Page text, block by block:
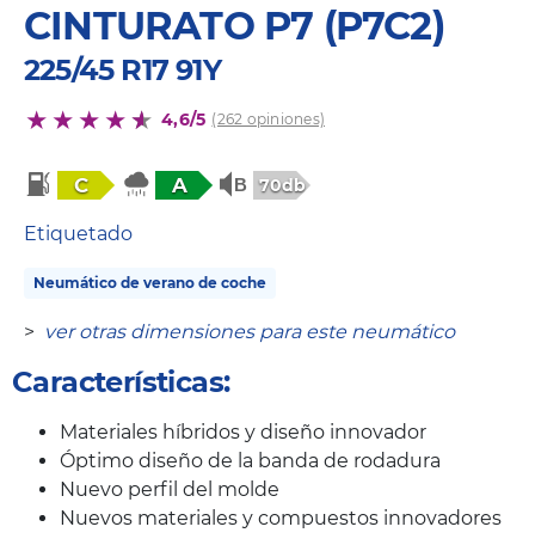
CINTURATO P7 (P7C2)
225/45 R17 91Y
4,6/5 (262 opiniones)
C A 70db
Etiquetado
Neumático de verano de coche
> ver otras dimensiones para este neumático
Características:
Materiales híbridos y diseño innovador
Óptimo diseño de la banda de rodadura
Nuevo perfil del molde
Nuevos materiales y compuestos innovadores